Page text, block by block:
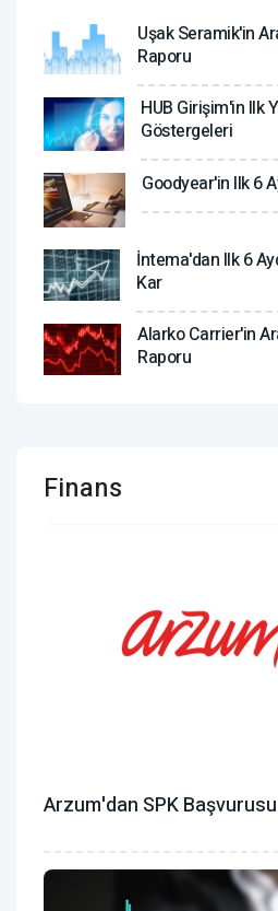
Uşak Seramik'in
Raporu
HUB Girişim'in Ilk
Göstergeleri
Goodyear'in Ilk 6
İntema'dan Ilk 6
Kar
Alarko Carrier'in
Raporu
Finans
Arzum'dan SPK Başvurusu